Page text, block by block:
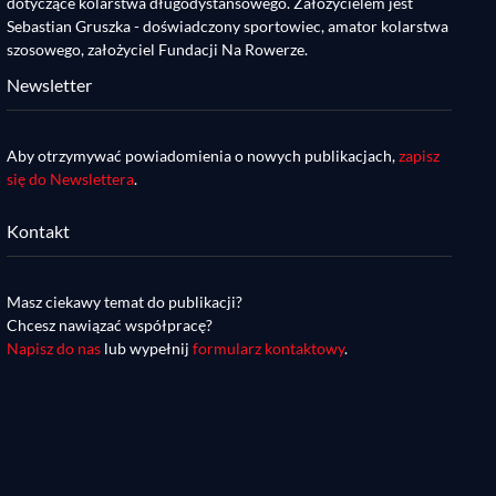
Sebastian Gruszka - doświadczony sportowiec, amator kolarstwa
szosowego, założyciel Fundacji Na Rowerze.
Newsletter
Aby otrzymywać powiadomienia o nowych publikacjach,zapisz
się do Newslettera.
Kontakt
Masz ciekawy temat do publikacji?
Chcesz nawiązać współpracę?
Napisz do nas lub wypełnijformularz kontaktowy.